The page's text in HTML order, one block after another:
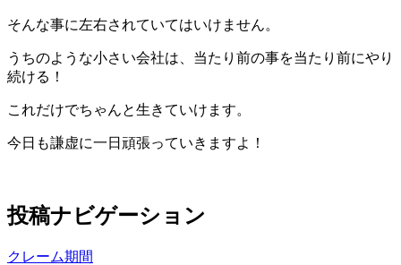
そんな事に左右されていてはいけません。
うちのような小さい会社は、当たり前の事を当たり前にやり
続ける！
これだけでちゃんと生きていけます。
今日も謙虚に一日頑張っていきますよ！
投稿ナビゲーション
クレーム期間